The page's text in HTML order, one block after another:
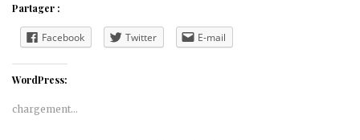
Partager :
Facebook Twitter E-mail
WordPress:
chargement…